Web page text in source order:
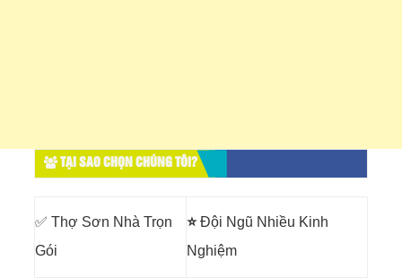
TẠI SAO CHỌN CHÚNG TÔI?
✅ Thợ Sơn Nhà Trọn
Gói
⭐Đội Ngũ Nhiều Kinh
Nghiệm